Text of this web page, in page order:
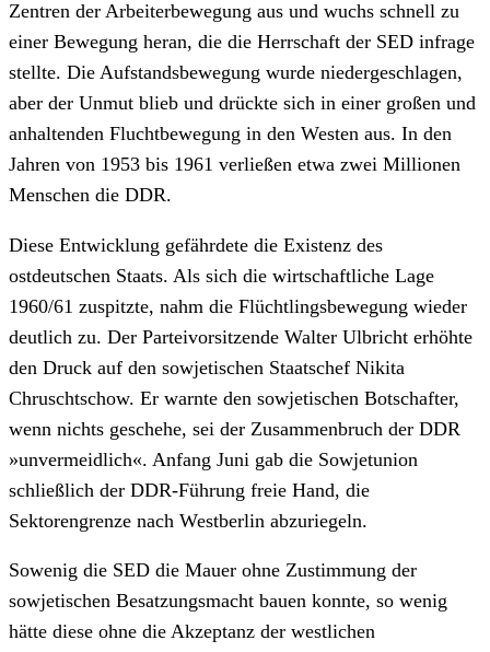
Zentren der Arbeiterbewegung aus und wuchs schnell zu
einer Bewegung heran, die die Herrschaft der SED infrage
stellte. Die Aufstandsbewegung wurde niedergeschlagen,
aber der Unmut blieb und drückte sich in einer großen und
anhaltenden Fluchtbewegung in den Westen aus. In den
Jahren von 1953 bis 1961 verließen etwa zwei Millionen
Menschen die DDR.
Diese Entwicklung gefährdete die Existenz des
ostdeutschen Staats. Als sich die wirtschaftliche Lage
1960/61 zuspitzte, nahm die Flüchtlingsbewegung wieder
deutlich zu. Der Parteivorsitzende Walter Ulbricht erhöhte
den Druck auf den sowjetischen Staatschef Nikita
Chruschtschow. Er warnte den sowjetischen Botschafter,
wenn nichts geschehe, sei der Zusammenbruch der DDR
»unvermeidlich«. Anfang Juni gab die Sowjetunion
schließlich der DDR-Führung freie Hand, die
Sektorengrenze nach Westberlin abzuriegeln.
Sowenig die SED die Mauer ohne Zustimmung der
sowjetischen Besatzungsmacht bauen konnte, so wenig
hätte diese ohne die Akzeptanz der westlichen